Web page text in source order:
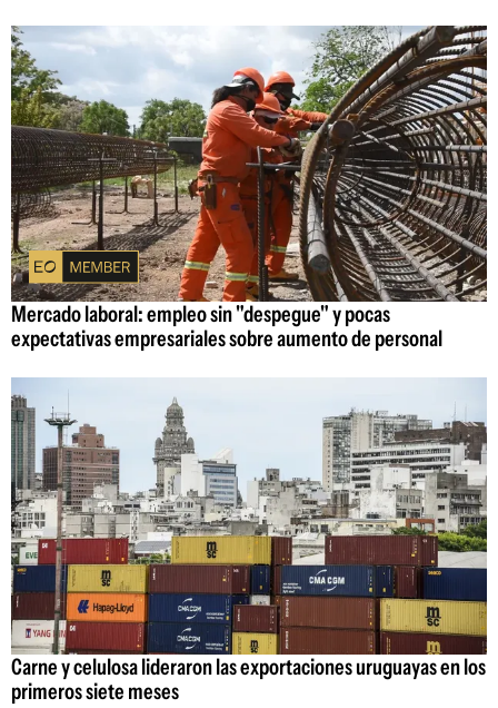
Mercado laboral: empleo sin "despegue" y pocas
expectativas empresariales sobre aumento de personal
Carne y celulosa lideraron las exportaciones uruguayas en los
primeros siete meses